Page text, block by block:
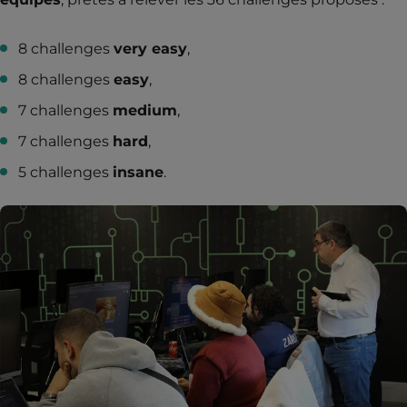
8 challenges very easy,
8 challenges easy,
7 challenges medium,
7 challenges hard,
5 challenges insane.